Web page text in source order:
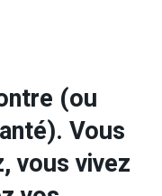
(ou
Vous
vous vivez